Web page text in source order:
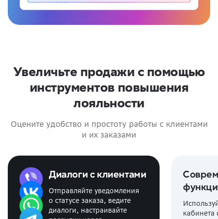
Увеличьте продажи с помощью
инструментов повышения
лояльности
Оцените удобство и простоту работы с клиентами
и их заказами
кабинета
Диалоги с клиентами
Отправляйте уведомления
о статусе заказа, ведите
диалоги, настраивайте